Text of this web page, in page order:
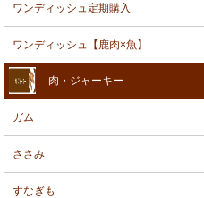
ワンディッシュ定期購入
ワンディッシュ【鹿肉×魚】
肉・ジャーキー
ガム
ささみ
すなぎも